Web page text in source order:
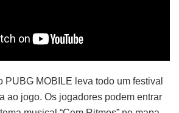
PUBG MOBILE leva todo um festival
ao jogo. Os jogadores podem entrar